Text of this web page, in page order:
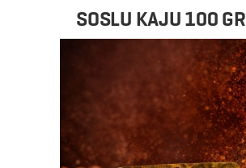
SOSLU KAJU 100 GR
Detaylar